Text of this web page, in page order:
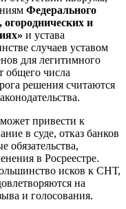
Федерального
и
и устава
случаев уставом
для легитимного
общего числа
решения считаются
привести к
в суде, отказ банков
обязательства,
в Росреестре.
исков к СНТ,
на
и голосования.